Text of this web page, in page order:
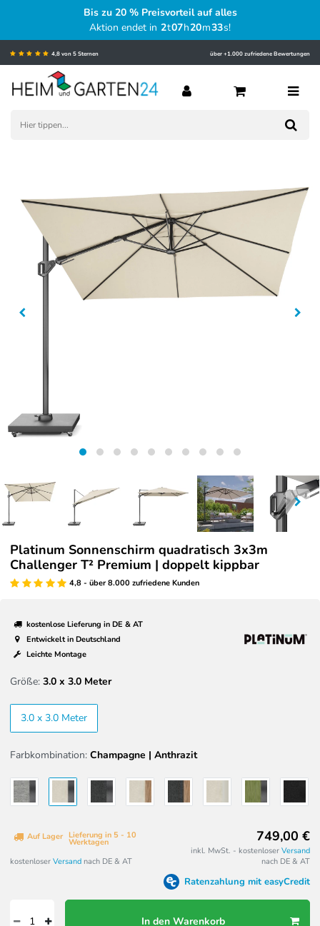
Bis zu 20 % Preisvorteil auf alles
Aktion endet in 2t07h20m32s!
4,8 von 5 Sternen über +1.000 zufriedene Bewertungen
Platinum Sonnenschirm quadratisch 3x3m
Challenger T² Premium | doppelt kippbar
4,8 - über 8.000 zufriedene Kunden
kostenlose Lieferung in DE & AT
Entwickelt in Deutschland
Leichte Montage
Größe: 3.0 x 3.0 Meter
3.0 x 3.0 Meter
Farbkombination: Champagne | Anthrazit
Lieferung in 5 - 10
Werktagen
Auf Lager
kostenloser Versand nach DE & AT
749,00 €
inkl. MwSt. - kostenloser Versand
nach DE & AT
Ratenzahlung mit easyCredit
In den Warenkorb